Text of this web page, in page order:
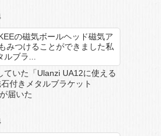
の磁気ボールヘッド磁気ア
みつけることができました私
ブラ...
ていた「Ulanzi UA12に使える
付きメタルブラケット
届いた